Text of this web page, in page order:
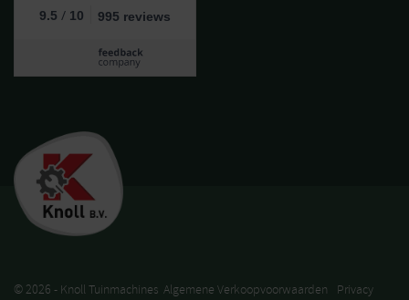
9.5 / 10 995 reviews
© 2026 - Knoll Tuinmachines Algemene Verkoopvoorwaarden Privacy